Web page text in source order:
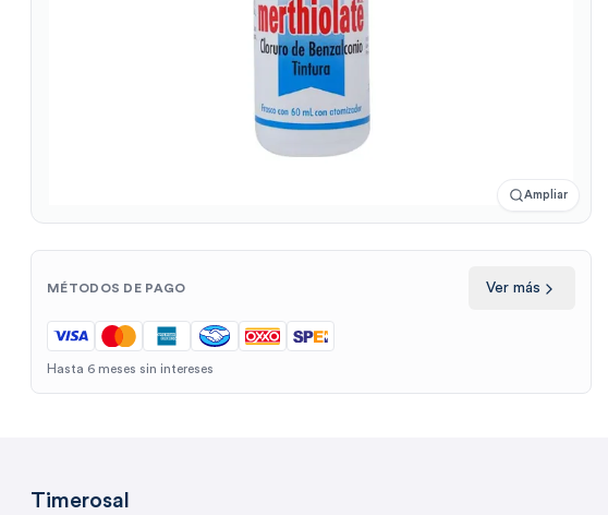
Ampliar
MÉTODOS DE PAGO Ver más
Hasta 6 meses sin intereses
Timerosal